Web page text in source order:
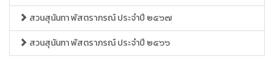
สวนสุนันทา พัสตราภรณ์ ประจำปี ๒๕๖๗
สวนสุนันทา พัสตราภรณ์ ประจำปี ๒๕๖๖